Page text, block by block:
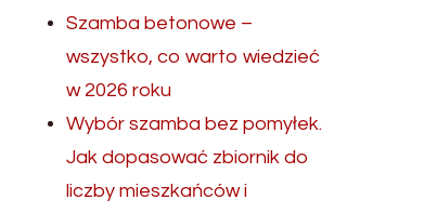
Szamba betonowe –
wszystko, co warto wiedzieć
w 2026 roku
Wybór szamba bez pomyłek.
Jak dopasować zbiornik do
liczby mieszkańców i